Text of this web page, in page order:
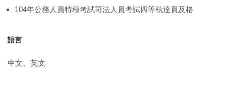
104年公務人員特種考試司法人員考試四等執達員及格
語言
中文、英文